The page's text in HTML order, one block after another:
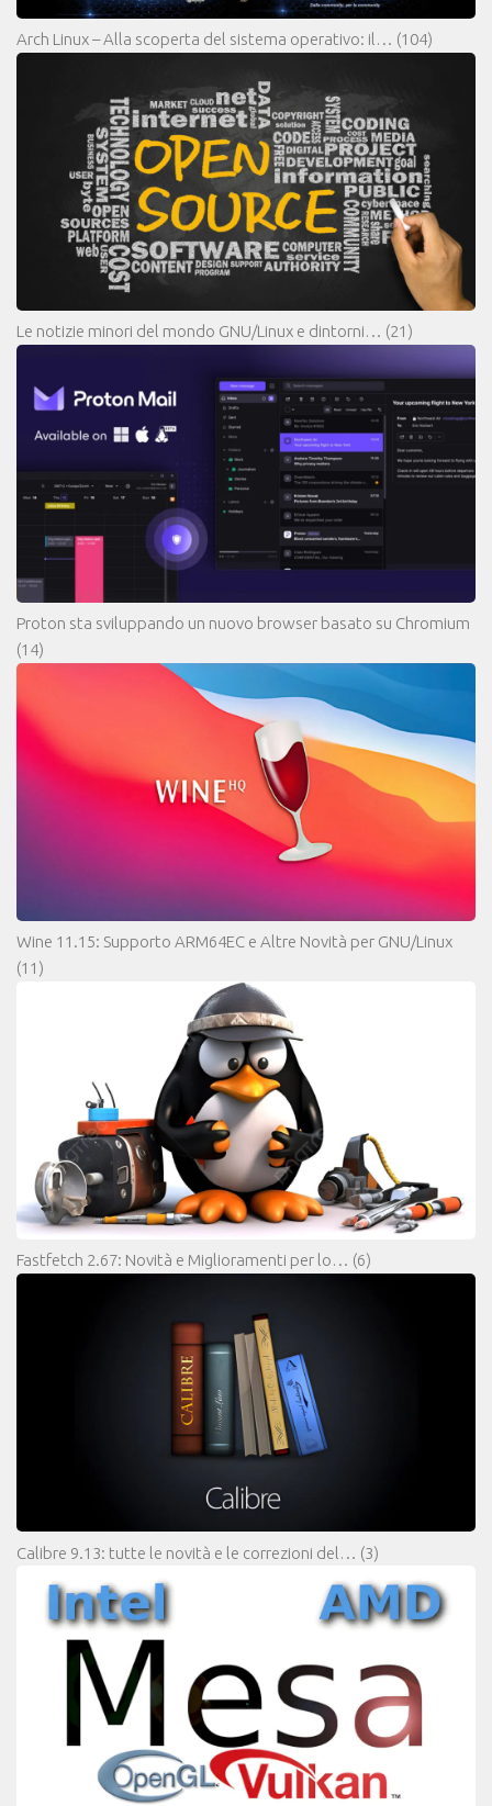
Arch Linux – Alla scoperta del sistema operativo: il… (104)
Le notizie minori del mondo GNU/Linux e dintorni… (21)
Proton sta sviluppando un nuovo browser basato su Chromium
(14)
Wine 11.15: Supporto ARM64EC e Altre Novità per GNU/Linux
(11)
Fastfetch 2.67: Novità e Miglioramenti per lo… (6)
Calibre 9.13: tutte le novità e le correzioni del… (3)